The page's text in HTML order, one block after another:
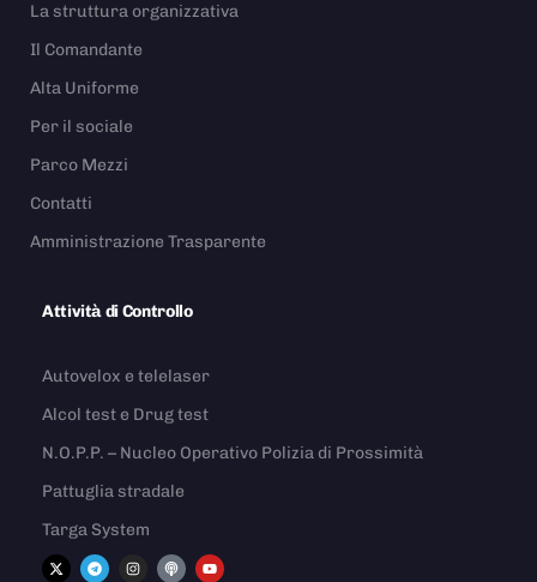
La struttura organizzativa
Il Comandante
Alta Uniforme
Per il sociale
Parco Mezzi
Contatti
Amministrazione Trasparente
Attività di Controllo
Autovelox e telelaser
Alcol test e Drug test
N.O.P.P. – Nucleo Operativo Polizia di Prossimità
Pattuglia stradale
Targa System